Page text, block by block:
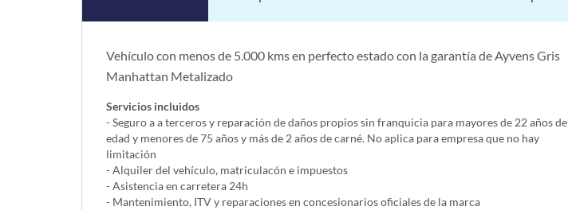
Vehículo con menos de 5.000 kms en perfecto estado con la garantía de Ayvens Gris
Manhattan Metalizado
Servicios incluidos
- Seguro a a terceros y reparación de daños propios sin franquicia para mayores de 22 años de
edad y menores de 75 años y más de 2 años de carné. No aplica para empresa que no hay
limitación
- Alquiler del vehí­culo, matriculacón e impuestos
- Asistencia en carretera 24h
- Mantenimiento, ITV y reparaciones en concesionarios oficiales de la marca